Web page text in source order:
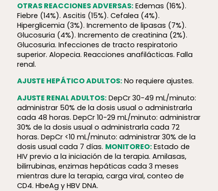
OTRAS REACCIONES ADVERSAS:Edemas (16%).
Fiebre (14%). Ascitis (15%). Cefalea (4%).
Hiperglicemia (3%). Incremento de lipasas (7%).
Glucosuria (4%). Incremento de creatinina (2%).
Glucosuria. Infecciones de tracto respiratorio
superior. Alopecia. Reacciones anafilácticas. Falla
renal.
AJUSTE HEPÁTICO ADULTOS:No requiere ajustes.
AJUSTE RENAL ADULTOS:DepCr 30-49 mL/minuto:
administrar 50% de la dosis usual o administrarla
cada 48 horas. DepCr 10-29 mL/minuto: administrar
30% de la dosis usual o administrarla cada 72
horas. DepCr <10 mL/minuto: administrar 30% de la
dosis usual cada 7 días. MONITOREO:Estado de
HIV previo a la iniciación de la terapia. Amilasas,
bilirrubinas, enzimas hepáticas cada 3 meses
mientras dure la terapia, carga viral, conteo de
CD4. HbeAg y HBV DNA.